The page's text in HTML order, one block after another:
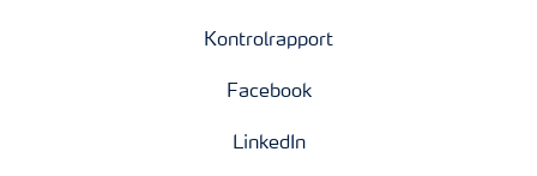
Kontrolrapport
Facebook
LinkedIn